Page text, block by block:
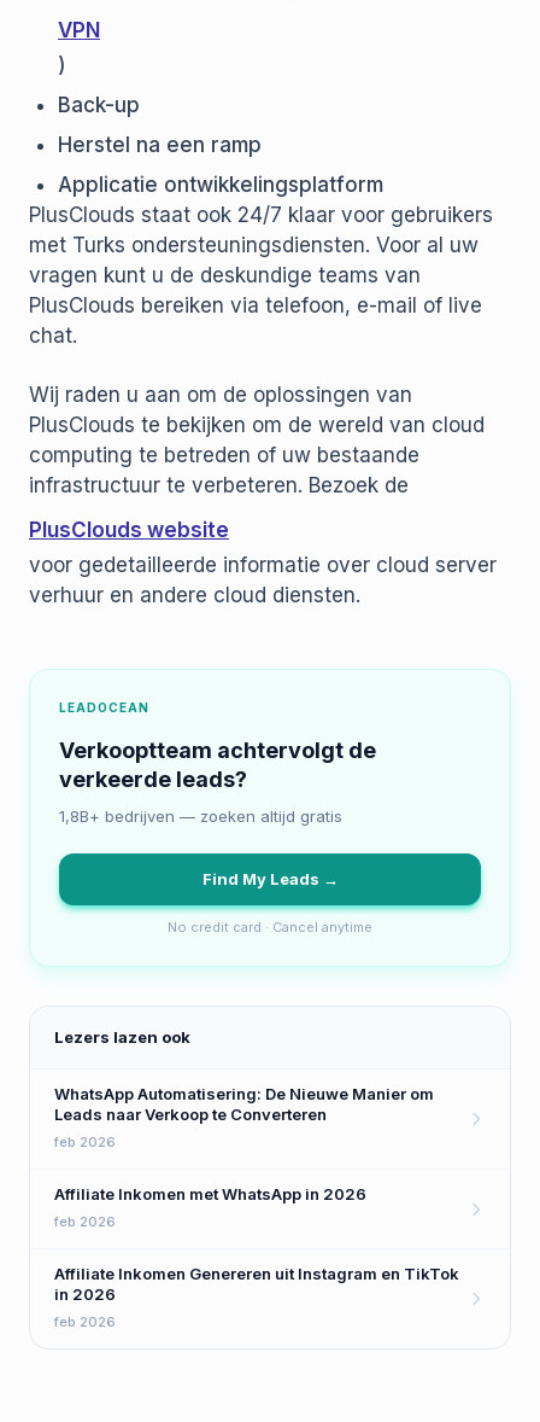
VPN
)
Back-up
Herstel na een ramp
Applicatie ontwikkelingsplatform
PlusClouds staat ook 24/7 klaar voor gebruikers
met Turks ondersteuningsdiensten. Voor al uw
vragen kunt u de deskundige teams van
PlusClouds bereiken via telefoon, e-mail of live
chat.
Wij raden u aan om de oplossingen van
PlusClouds te bekijken om de wereld van cloud
computing te betreden of uw bestaande
infrastructuur te verbeteren. Bezoek de
PlusClouds website
voor gedetailleerde informatie over cloud server
verhuur en andere cloud diensten.
LEADOCEAN
Verkooptteam achtervolgt de
verkeerde leads?
1,8B+ bedrijven — zoeken altijd gratis
Find My Leads →
No credit card · Cancel anytime
Lezers lazen ook
WhatsApp Automatisering: De Nieuwe Manier om
Leads naar Verkoop te Converteren
feb 2026
Affiliate Inkomen met WhatsApp in 2026
feb 2026
Affiliate Inkomen Genereren uit Instagram en TikTok
in 2026
feb 2026